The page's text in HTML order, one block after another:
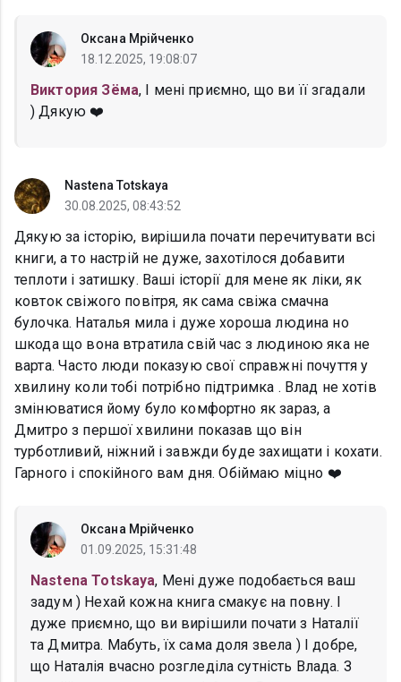
Оксана Мрійченко
18.12.2025, 19:08:07
Виктория Зёма, І мені приємно, що ви її згадали
) Дякую ❤️
Nastena Totskaya
30.08.2025, 08:43:52
Дякую за історію, вирішила почати перечитувати всі
книги, а то настрій не дуже, захотілося добавити
теплоти і затишку. Ваші історії для мене як ліки, як
ковток свіжого повітря, як сама свіжа смачна
булочка. Наталья мила і дуже хороша людина но
шкода що вона втратила свій час з людиною яка не
варта. Часто люди показую свої справжні почуття у
хвилину коли тобі потрібно підтримка . Влад не хотів
змінюватися йому було комфортно як зараз, а
Дмитро з першої хвилини показав що він
турботливий, ніжний і завжди буде захищати і кохати.
Гарного і спокійного вам дня. Обіймаю міцно ❤️
Оксана Мрійченко
01.09.2025, 15:31:48
Nastena Totskaya, Мені дуже подобається ваш
задум ) Нехай кожна книга смакує на повну. І
дуже приємно, що ви вирішили почати з Наталії
та Дмитра. Мабуть, їх сама доля звела ) І добре,
що Наталія вчасно розгледіла сутність Влада. З